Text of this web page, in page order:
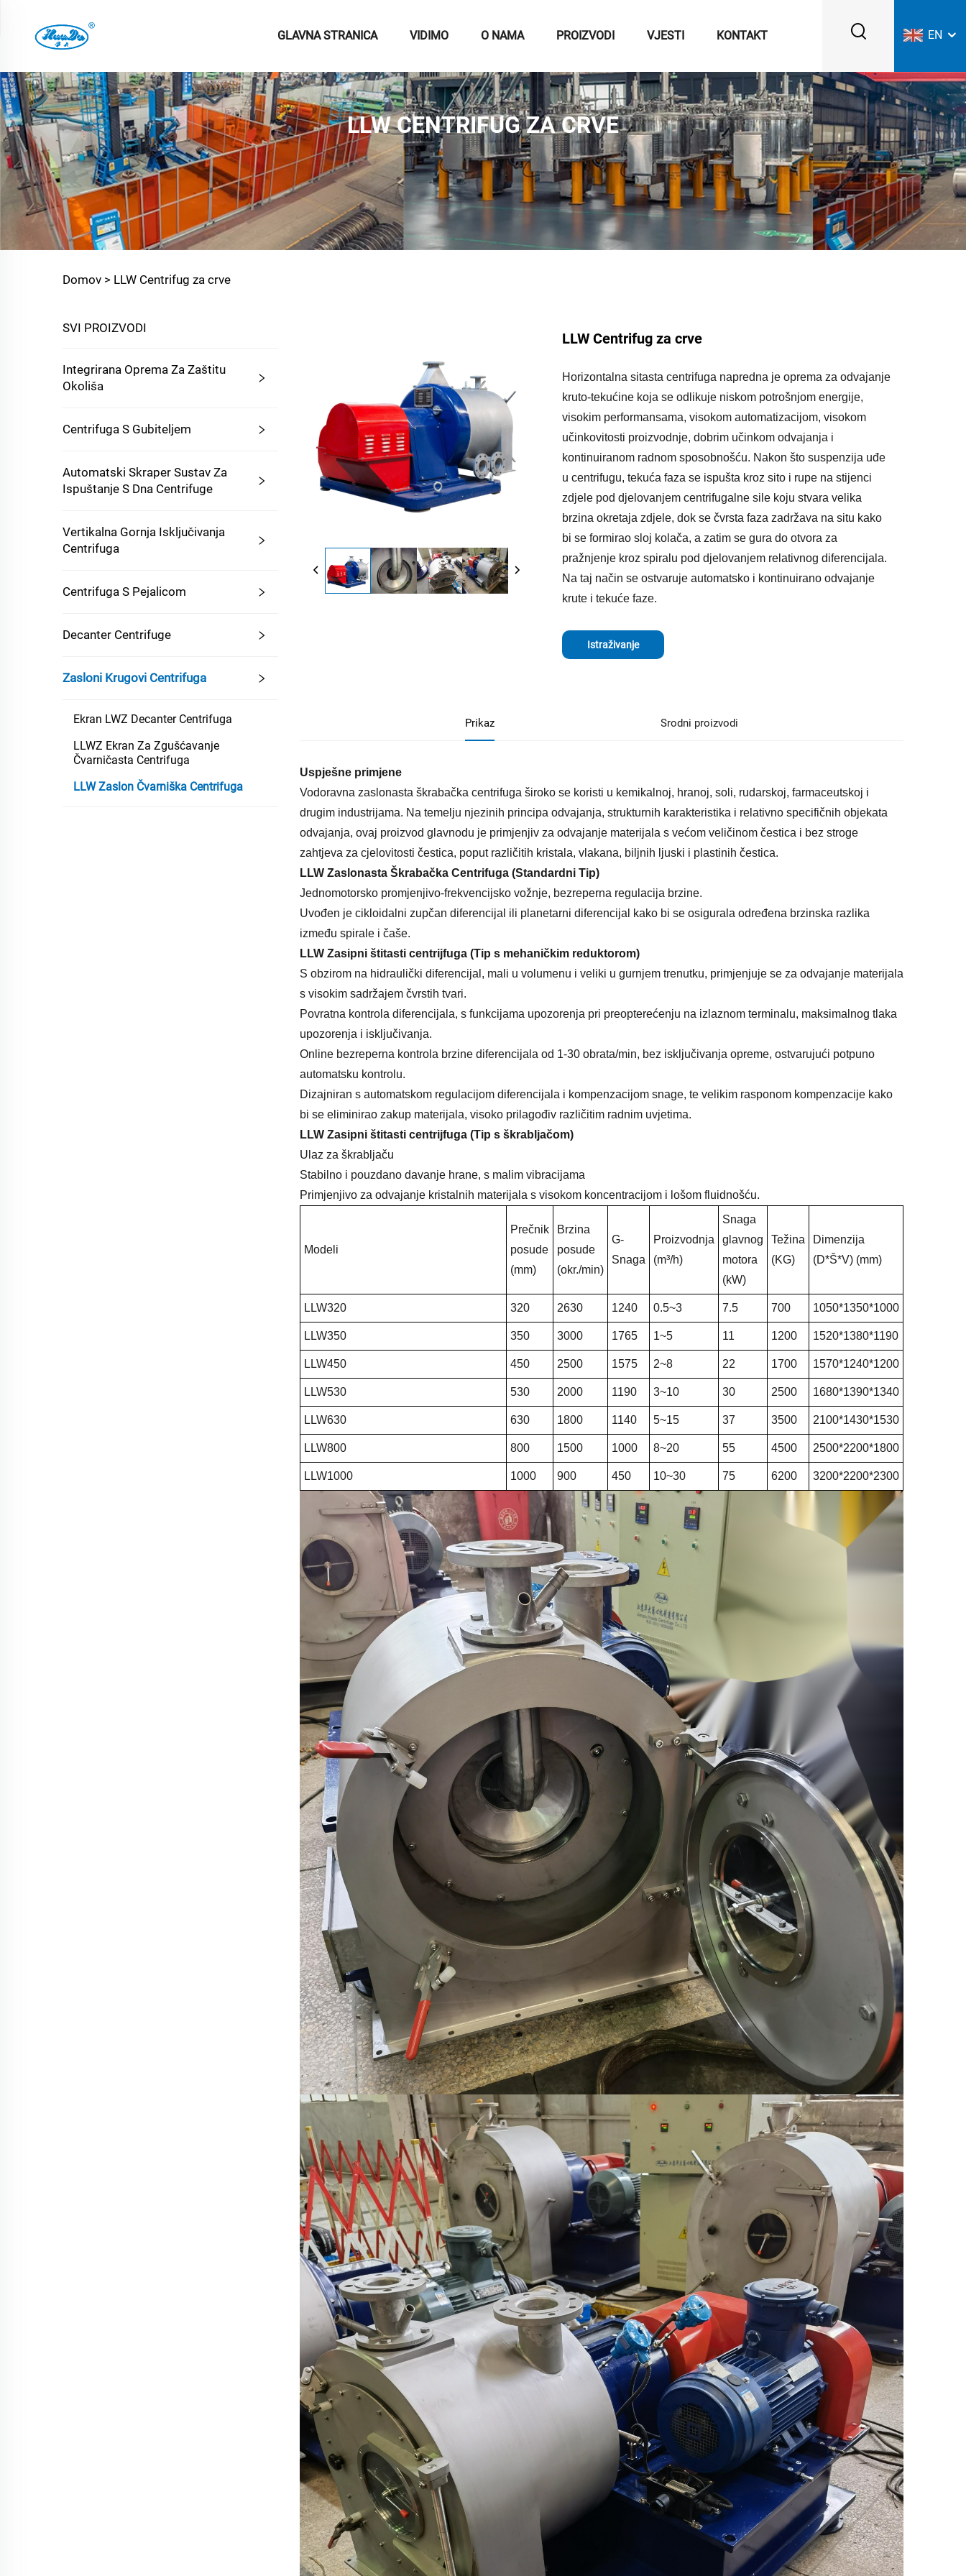
GLAVNA STRANICA VIDIMO O NAMA PROIZVODI VJESTI KONTAKT EN
LLW CENTRIFUG ZA CRVE
Domov > LLW Centrifug za crve
SVI PROIZVODI
Integrirana Oprema Za Zaštitu
Okoliša
Centrifuga S Gubiteljem
Automatski Skraper Sustav Za
Ispuštanje S Dna Centrifuge
Vertikalna Gornja Isključivanja
Centrifuga
Centrifuga S Pejalicom
Decanter Centrifuge
Zasloni Krugovi Centrifuga
Ekran LWZ Decanter Centrifuga
LLWZ Ekran Za Zgušćavanje
Čvarničasta Centrifuga
LLW Zaslon Čvarniška Centrifuga
LLW Centrifug za crve
Horizontalna sitasta centrifuga napredna je oprema za odvajanje
kruto-tekućine koja se odlikuje niskom potrošnjom energije,
visokim performansama, visokom automatizacijom, visokom
učinkovitosti proizvodnje, dobrim učinkom odvajanja i
kontinuiranom radnom sposobnošću. Nakon što suspenzija uđe
u centrifugu, tekuća faza se ispušta kroz sito i rupe na stijenci
zdjele pod djelovanjem centrifugalne sile koju stvara velika
brzina okretaja zdjele, dok se čvrsta faza zadržava na situ kako
bi se formirao sloj kolača, a zatim se gura do otvora za
pražnjenje kroz spiralu pod djelovanjem relativnog diferencijala.
Na taj način se ostvaruje automatsko i kontinuirano odvajanje
krute i tekuće faze.
Istraživanje
Prikaz Srodni proizvodi
Uspješne primjene
Vodoravna zaslonasta škrabačka centrifuga široko se koristi u kemikalnoj, hranoj, soli, rudarskoj, farmaceutskoj i
drugim industrijama. Na temelju njezinih principa odvajanja, strukturnih karakteristika i relativno specifičnih objekata
odvajanja, ovaj proizvod glavnodu je primjenjiv za odvajanje materijala s većom veličinom čestica i bez stroge
zahtjeva za cjelovitosti čestica, poput različitih kristala, vlakana, biljnih ljuski i plastinih čestica.
LLW Zaslonasta Škrabačka Centrifuga (Standardni Tip)
Jednomotorsko promjenjivo-frekvencijsko vožnje, bezreperna regulacija brzine.
Uvođen je cikloidalni zupčan diferencijal ili planetarni diferencijal kako bi se osigurala određena brzinska razlika
između spirale i čaše.
LLW Zasipni štitasti centrijfuga (Tip s mehaničkim reduktorom)
S obzirom na hidraulički diferencijal, mali u volumenu i veliki u gurnjem trenutku, primjenjuje se za odvajanje materijala
s visokim sadržajem čvrstih tvari.
Povratna kontrola diferencijala, s funkcijama upozorenja pri preopterećenju na izlaznom terminalu, maksimalnog tlaka
upozorenja i isključivanja.
Online bezreperna kontrola brzine diferencijala od 1-30 obrata/min, bez isključivanja opreme, ostvarujući potpuno
automatsku kontrolu.
Dizajniran s automatskom regulacijom diferencijala i kompenzacijom snage, te velikim rasponom kompenzacije kako
bi se eliminirao zakup materijala, visoko prilagođiv različitim radnim uvjetima.
LLW Zasipni štitasti centrijfuga (Tip s škrabljačom)
Ulaz za škrabljaču
Stabilno i pouzdano davanje hrane, s malim vibracijama
Primjenjivo za odvajanje kristalnih materijala s visokom koncentracijom i lošom fluidnošću.
Modeli
Prečnik
posude
(mm)
Brzina
posude
(okr./min)
G-
Snaga
Proizvodnja
(m³/h)
Snaga
glavnog
motora
(kW)
Težina
(KG)
Dimenzija
(D*Š*V) (mm)
LLW320 320 2630 1240 0.5~3 7.5 700 1050*1350*1000
LLW350 350 3000 1765 1~5 11 1200 1520*1380*1190
LLW450 450 2500 1575 2~8 22 1700 1570*1240*1200
LLW530 530 2000 1190 3~10 30 2500 1680*1390*1340
LLW630 630 1800 1140 5~15 37 3500 2100*1430*1530
LLW800 800 1500 1000 8~20 55 4500 2500*2200*1800
LLW1000 1000 900 450 10~30 75 6200 3200*2200*2300